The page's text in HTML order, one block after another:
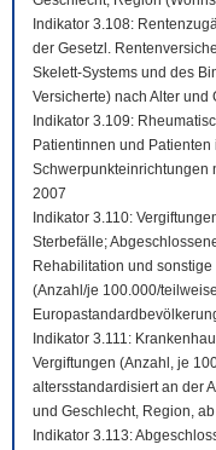
Indikator 3.108:
der Gesetzl.
Skelett-Systems und des
Versicherte) nach Alter
Indikator 3.109:
Patientinnen und
Schwerpunkteinrichtungen
2007
Indikator 3.110:
Sterbefälle;
Rehabilitation und
(Anzahl/je 100.000/
Indikator 3.111:
Vergiftungen (Anzahl, je
altersstandardisiert an der
und Geschlecht, Region,
Indikator 3.113: